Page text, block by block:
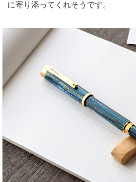
に寄り添ってくれそうです。